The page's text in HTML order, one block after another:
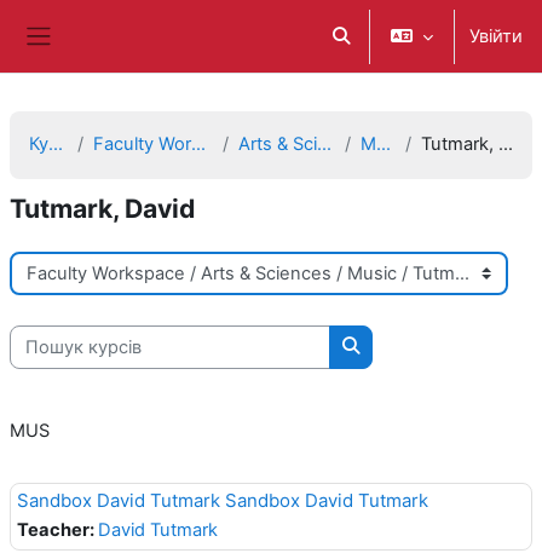
Переключити Увійти
Курси Faculty Workspace Arts & Sciences Music Tutmark, David
Tutmark, David
Категорії курсів
Пошук курсів
Пошук курсів
MUS
Sandbox David Tutmark Sandbox David Tutmark
Teacher: David Tutmark